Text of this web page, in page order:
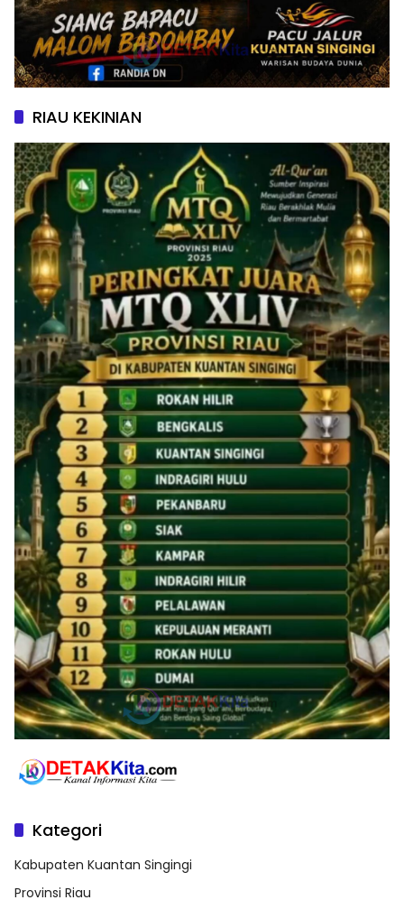
RIAU KEKINIAN
Kategori
Kabupaten Kuantan Singingi
Provinsi Riau